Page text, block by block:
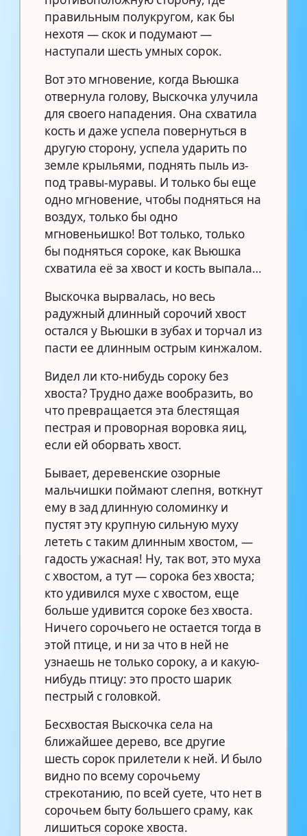
правильным полукругом, как бы
нехотя — скок и подумают —
наступали шесть умных сорок.
Вот это мгновение, когда Вьюшка
отвернула голову, Выскочка улучила
для своего нападения. Она схватила
кость и даже успела повернуться в
другую сторону, успела ударить по
земле крыльями, поднять пыль из-
под травы-муравы. И только бы еще
одно мгновение, чтобы подняться на
воздух, только бы одно
мгновеньишко! Вот только, только
бы подняться сороке, как Вьюшка
схватила её за хвост и кость выпала…
Выскочка вырвалась, но весь
радужный длинный сорочий хвост
остался у Вьюшки в зубах и торчал из
пасти ее длинным острым кинжалом.
Видел ли кто-нибудь сороку без
хвоста? Трудно даже вообразить, во
что превращается эта блестящая
пестрая и проворная воровка яиц,
если ей оборвать хвост.
Бывает, деревенские озорные
мальчишки поймают слепня, воткнут
ему в зад длинную соломинку и
пустят эту крупную сильную муху
лететь с таким длинным хвостом, —
гадость ужасная! Ну, так вот, это муха
с хвостом, а тут — сорока без хвоста;
кто удивился мухе с хвостом, еще
больше удивится сороке без хвоста.
Ничего сорочьего не остается тогда в
этой птице, и ни за что в ней не
узнаешь не только сороку, а и какую-
нибудь птицу: это просто шарик
пестрый с головкой.
Бесхвостая Выскочка села на
ближайшее дерево, все другие
шесть сорок прилетели к ней. И было
видно по всему сорочьему
стрекотанию, по всей суете, что нет в
сорочьем быту большего сраму, как
лишиться сороке хвоста.